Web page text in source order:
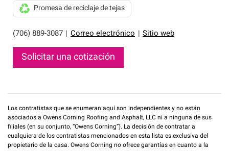
(706) 889-3087 Correo electrónico Sitio web
Promesa de reciclaje de tejas
Solicitar una cotización
Los contratistas que se enumeran aquí son independientes y no están
asociados a Owens Corning Roofing and Asphalt, LLC ni a ninguna de sus
filiales (en su conjunto, “Owens Corning”). La decisión de contratar a
cualquiera de los contratistas mencionados en esta lista es exclusiva del
propietario de la casa. Owens Corning no ofrece garantías en cuanto a la